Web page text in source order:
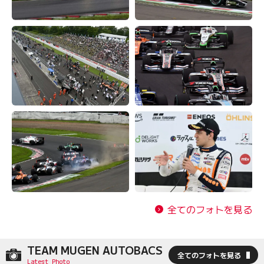
全てのフォトを見る
TEAM MUGEN AUTOBACS 全てのフォトを見る